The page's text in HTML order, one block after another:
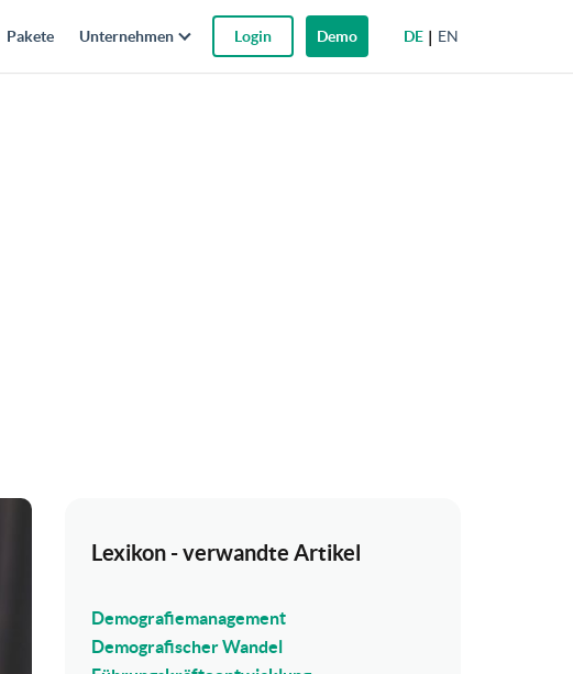
DE EN
Pakete Unternehmen Login Demo
Lexikon - verwandte Artikel
Demografiemanagement
Demografischer Wandel